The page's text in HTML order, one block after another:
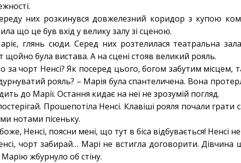
них розкинувся довжелезний коридор з купою
що це був вхід у велику залу зі сценою.
глянь сюди. Серед них розтелилася театральна
щойно була вистава. А на сцені стояв великий рояль.
за чорт Ненсі? Як посеред цього, богом забутим місцем,
рояль? – Марія була спантеличена. Вона
до Марії. Остання кидає на неї не зрозумій погляд.
Прошепотіла Ненсі. Клавіші рояля почали грати
нотами пісеньку.
Ненсі, поясни мені, що тут в біса відбувається! Ненсі
чорт забирай… Марі не встигла договорити. Дівчина
Марію жбурнуло об стіну.